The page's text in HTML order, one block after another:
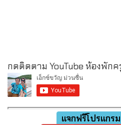
กดติดตาม YouTube ห้องพักค
แจกฟรีโปรแกร